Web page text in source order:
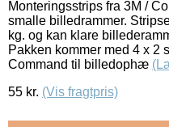
Monteringsstrips fra 3M /
smalle billedrammer.
kg. og kan klare
Pakken kommer med 4 x 2
Command til billedophæ
55 kr. (Vis fragtpris)